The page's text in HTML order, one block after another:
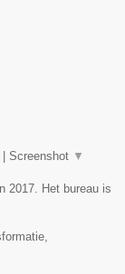
Screenshot ▼
2017. Het bureau is